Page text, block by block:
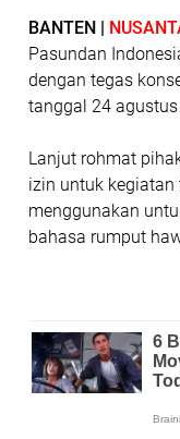
BANTEN |
Pasundan
dengan tegas
tanggal 24
Lanjut rohmat
izin untuk
menggunakan
bahasa rumput